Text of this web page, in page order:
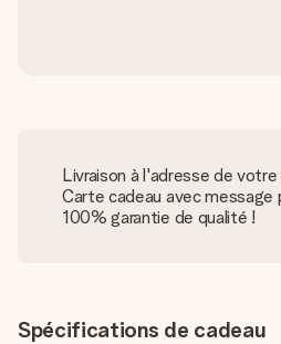
Livraison à l'adresse de votre
Carte cadeau avec
100% garantie de qualité !
Spécifications de cadeau